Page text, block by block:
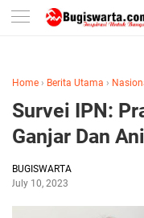
-->
Home › Berita Utama ›
Survei IPN:
Ganjar Dan
BUGISWARTA
July 10, 2023